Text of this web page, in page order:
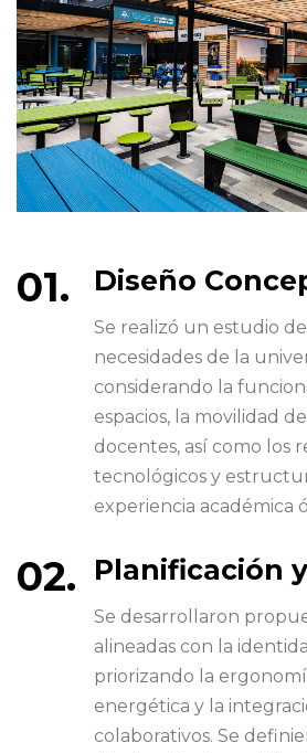
Diseño
Se realizó un estudio
necesidades de la
considerando la
espacios, la movilidad
docentes, así como los
tecnológicos y
experiencia académica
Planificación
Se desarrollaron
alineadas con la
priorizando la
energética y la
colaborativos. Se